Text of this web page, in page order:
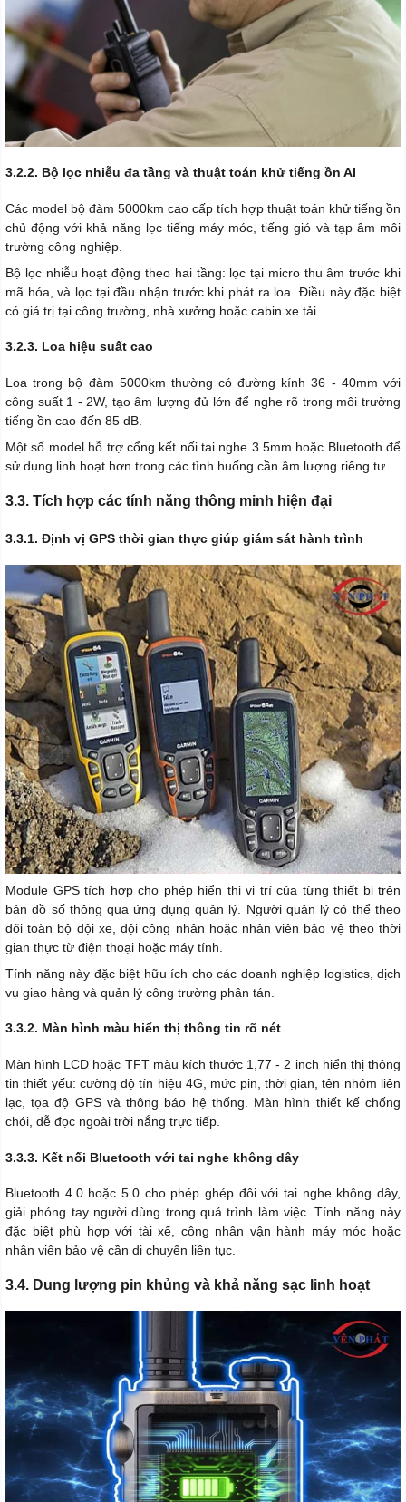
3.2.2. Bộ lọc nhiễu đa tầng và thuật toán khử tiếng ồn AI
Các model bộ đàm 5000km cao cấp tích hợp thuật toán khử tiếng ồn
chủ động với khả năng lọc tiếng máy móc, tiếng gió và tạp âm môi
trường công nghiệp.
Bộ lọc nhiễu hoạt động theo hai tầng: lọc tại micro thu âm trước khi
mã hóa, và lọc tại đầu nhận trước khi phát ra loa. Điều này đặc biệt
có giá trị tại công trường, nhà xưởng hoặc cabin xe tải.
3.2.3. Loa hiệu suất cao
Loa trong bộ đàm 5000km thường có đường kính 36 - 40mm với
công suất 1 - 2W, tạo âm lượng đủ lớn để nghe rõ trong môi trường
tiếng ồn cao đến 85 dB.
Một số model hỗ trợ cổng kết nối tai nghe 3.5mm hoặc Bluetooth để
sử dụng linh hoạt hơn trong các tình huống cần âm lượng riêng tư.
3.3. Tích hợp các tính năng thông minh hiện đại
3.3.1. Định vị GPS thời gian thực giúp giám sát hành trình
Module GPS tích hợp cho phép hiển thị vị trí của từng thiết bị trên
bản đồ số thông qua ứng dụng quản lý. Người quản lý có thể theo
dõi toàn bộ đội xe, đội công nhân hoặc nhân viên bảo vệ theo thời
gian thực từ điện thoại hoặc máy tính.
Tính năng này đặc biệt hữu ích cho các doanh nghiệp logistics, dịch
vụ giao hàng và quản lý công trường phân tán.
3.3.2. Màn hình màu hiển thị thông tin rõ nét
Màn hình LCD hoặc TFT màu kích thước 1,77 - 2 inch hiển thị thông
tin thiết yếu: cường độ tín hiệu 4G, mức pin, thời gian, tên nhóm liên
lạc, tọa độ GPS và thông báo hệ thống. Màn hình thiết kế chống
chói, dễ đọc ngoài trời nắng trực tiếp.
3.3.3. Kết nối Bluetooth với tai nghe không dây
Bluetooth 4.0 hoặc 5.0 cho phép ghép đôi với tai nghe không dây,
giải phóng tay người dùng trong quá trình làm việc. Tính năng này
đặc biệt phù hợp với tài xế, công nhân vận hành máy móc hoặc
nhân viên bảo vệ cần di chuyển liên tục.
3.4. Dung lượng pin khủng và khả năng sạc linh hoạt